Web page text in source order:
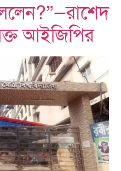
আইজিপির